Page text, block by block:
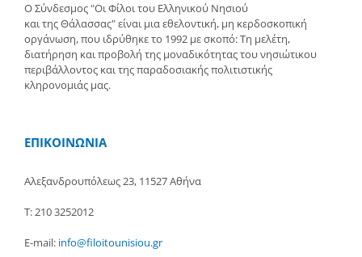
Ο Σύνδεσμος "Οι Φίλοι του Ελληνικού Νησιού
και της Θάλασσας" είναι μια εθελοντική, μη κερδοσκοπική
οργάνωση, που ιδρύθηκε το 1992 με σκοπό: Τη μελέτη,
διατήρηση και προβολή της μοναδικότητας του νησιώτικου
περιβάλλοντος και της παραδοσιακής πολιτιστικής
κληρονομιάς μας.
ΕΠΙΚΟΙΝΩΝΙΑ
Αλεξανδρουπόλεως 23, 11527 Αθήνα
Τ: 210 3252012
E-mail: info@filoitounisiou.gr